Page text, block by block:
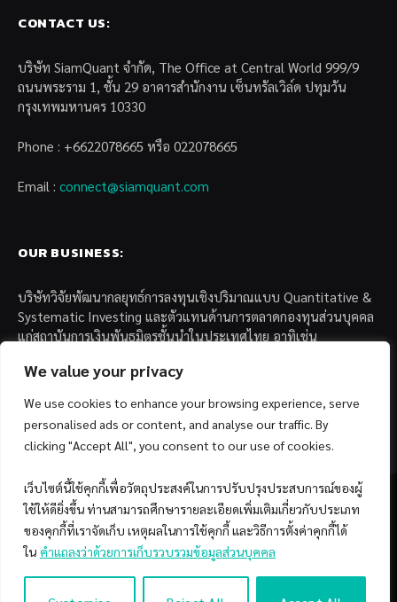
We value your privacy
We use cookies to enhance your browsing experience, serve
personalised ads or content, and analyse our traffic. By
clicking "Accept All", you consent to our use of cookies.
เว็บไซต์นี้ใช้คุกกี้เพื่อวัตถุประสงค์ในการปรับปรุงประสบการณ์ของผู้
ใช้ให้ดียิ่งขึ้น ท่านสามารถศึกษารายละเอียดเพิ่มเติมเกี่ยวกับประเภท
ของคุกกี้ที่เราจัดเก็บ เหตุผลในการใช้คุกกี้ และวิธีการตั้งค่าคุกกี้ได้
ใน คำแถลงว่าด้วยการเก็บรวบรวมข้อมูลส่วนบุคคล
CONTACT US:
บริษัท SiamQuant จำกัด, The Office at Central World 999/9
ถนนพระราม 1, ชั้น 29 อาคารสำนักงาน เซ็นทรัลเวิล์ด ปทุมวัน
กรุงเทพมหานคร 10330
Phone : +6622078665 หรือ 022078665
Email : connect@siamquant.com
OUR BUSINESS:
บริษัทวิจัยพัฒนากลยุทธ์การลงทุนเชิงปริมาณแบบ Quantitative &
Systematic Investing และตัวแทนด้านการตลาดกองทุนส่วนบุคคล
แก่สถาบันการเงินพันธมิตรชั้นนำในประเทศไทย อาทิเช่น
– บล. กรุงไทย เอ็กซ์สปริง จำกัด
– บล. ฟิลลิป (ประเทศไทย) จำกัด (มหาชน)
Facebook YouTube